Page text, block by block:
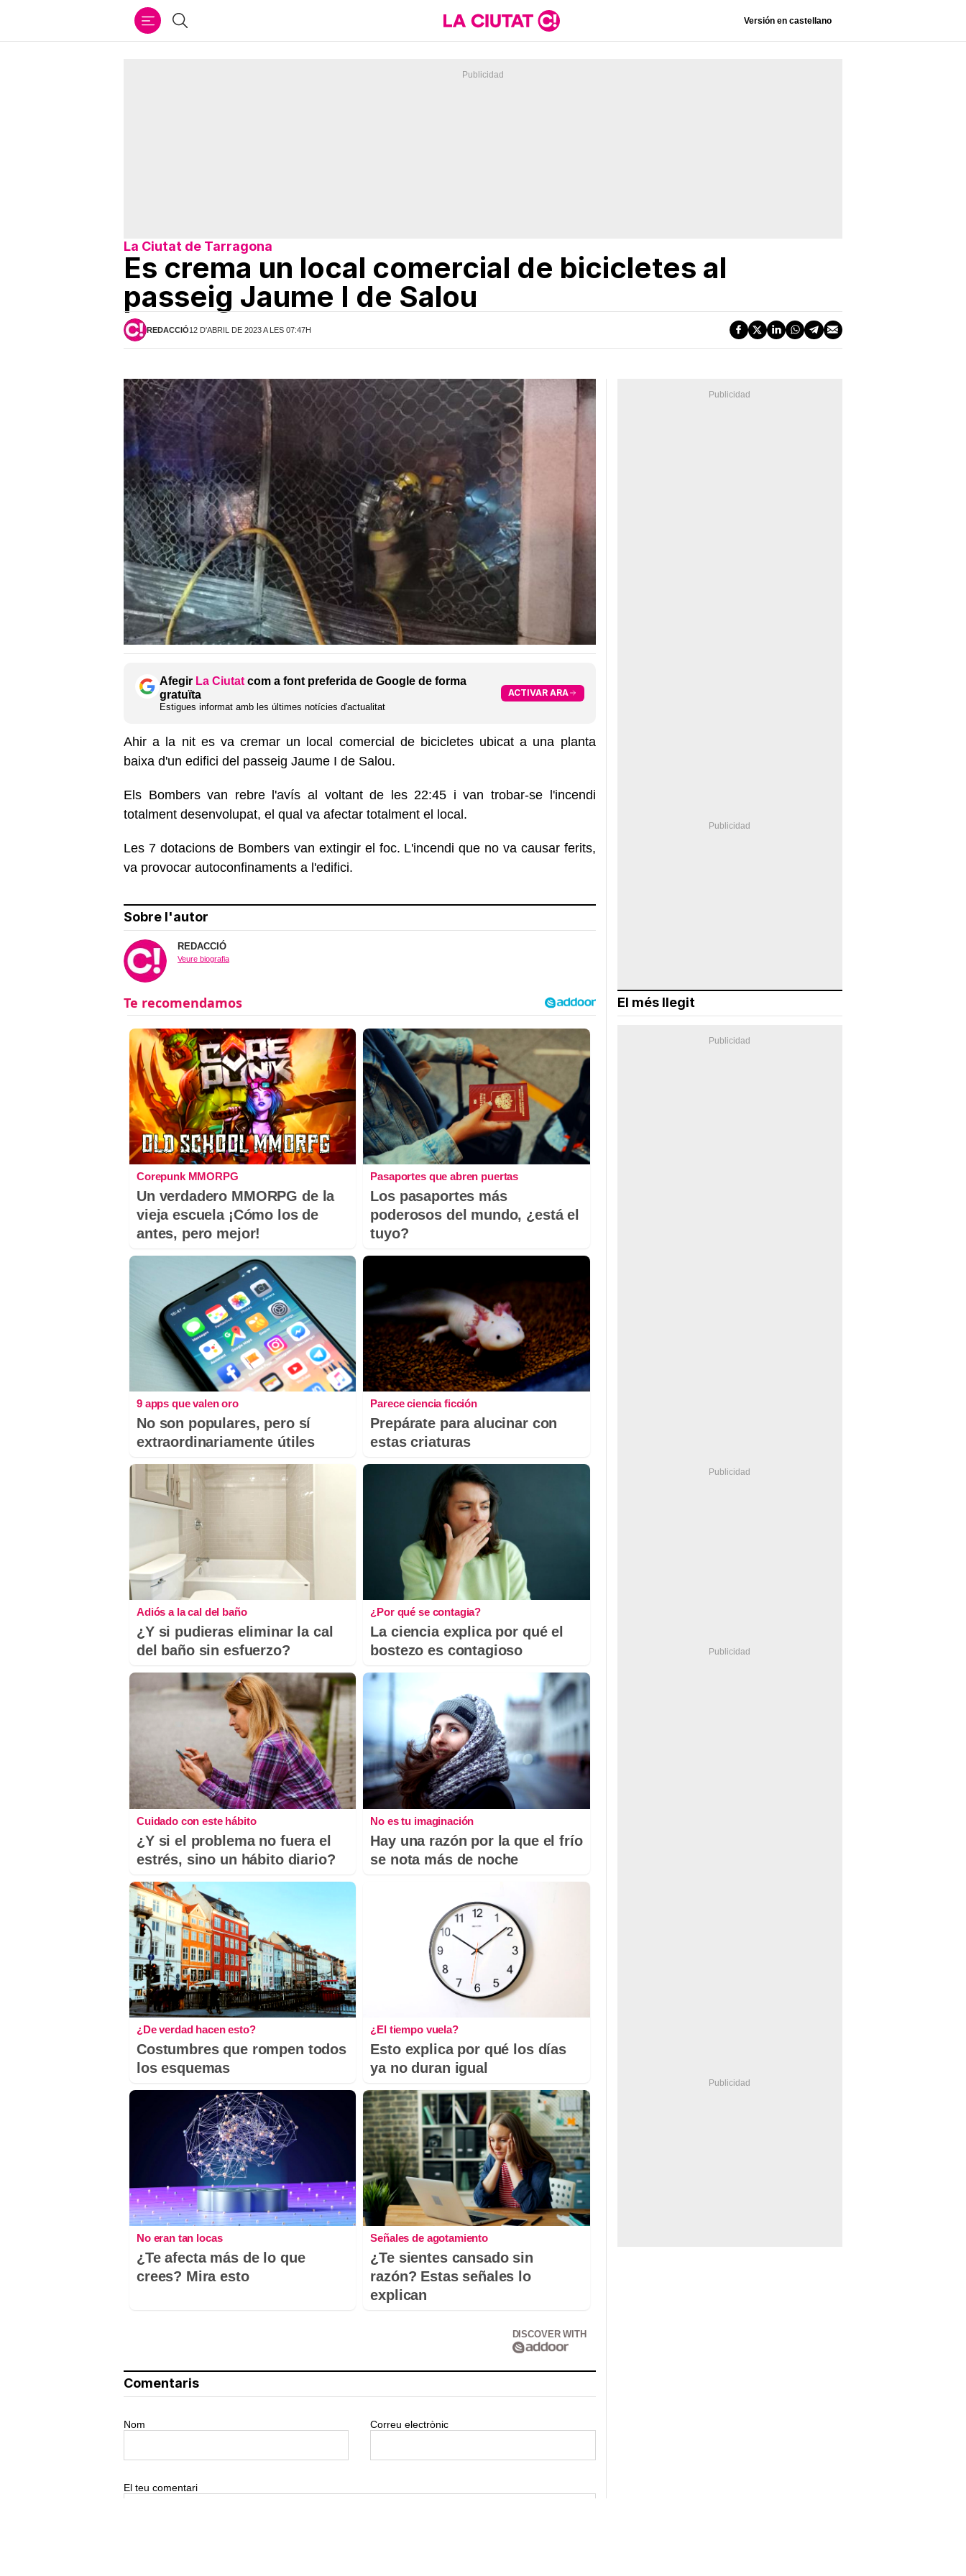
Cercar Versión en castellano
La Ciutat de Tarragona
Es crema un local comercial de bicicletes al
passeig Jaume I de Salou
REDACCIÓ12 D'ABRIL DE 2023 A LES 07:47H
Afegir La Ciutat com a font preferida de Google de forma
gratuïta
Estigues informat amb les últimes notícies d'actualitat
ACTIVAR ARA
Ahir a la nit es va cremar un local comercial de bicicletes ubicat a una planta
baixa d'un edifici del passeig Jaume I de Salou.
Els Bombers van rebre l'avís al voltant de les 22:45 i van trobar-se l'incendi
totalment desenvolupat, el qual va afectar totalment el local.
Les 7 dotacions de Bombers van extingir el foc. L'incendi que no va causar ferits,
va provocar autoconfinaments a l'edifici.
Sobre l'autor
REDACCIÓ
Veure biografia
Corepunk MMORPG
Un verdadero MMORPG de la
vieja escuela ¡Cómo los de
antes, pero mejor!
Pasaportes que abren puertas
Los pasaportes más
poderosos del mundo, ¿está el
tuyo?
9 apps que valen oro
No son populares, pero sí
extraordinariamente útiles
Parece ciencia ficción
Prepárate para alucinar con
estas criaturas
Adiós a la cal del baño
¿Y si pudieras eliminar la cal
del baño sin esfuerzo?
¿Por qué se contagia?
La ciencia explica por qué el
bostezo es contagioso
Cuidado con este hábito
¿Y si el problema no fuera el
estrés, sino un hábito diario?
No es tu imaginación
Hay una razón por la que el frío
se nota más de noche
¿De verdad hacen esto?
Costumbres que rompen todos
los esquemas
¿El tiempo vuela?
Esto explica por qué los días
ya no duran igual
No eran tan locas
¿Te afecta más de lo que
crees? Mira esto
Señales de agotamiento
¿Te sientes cansado sin
razón? Estas señales lo
explican
DISCOVER WITH
Comentaris
Nom Correu electrònic
El teu comentari
El més llegit